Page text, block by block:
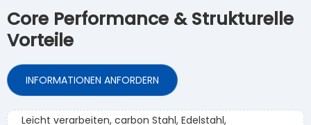
Core Performance & Strukturelle
Vorteile
INFORMATIONEN ANFORDERN
Leicht verarbeiten, carbon Stahl, Edelstahl,